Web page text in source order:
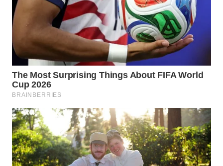
SERIBU
WN
TANGERANG
BINJAI
WN
CIREBON